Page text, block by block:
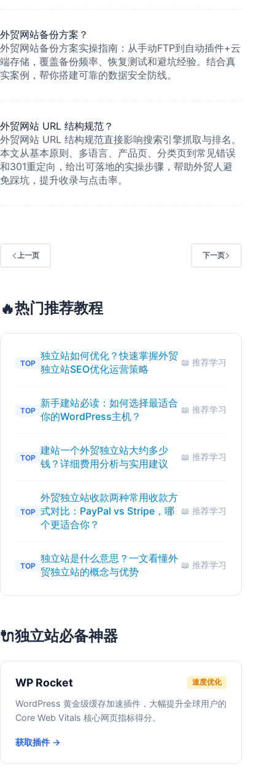
外贸网站备份方案？
外贸网站备份方案实操指南：从手动FTP到自动插件+云
端存储，覆盖备份频率、恢复测试和避坑经验。结合真
实案例，帮你搭建可靠的数据安全防线。
外贸网站 URL 结构规范？
外贸网站 URL 结构规范直接影响搜索引擎抓取与排名。
本文从基本原则、多语言、产品页、分类页到常见错误
和301重定向，给出可落地的实操步骤，帮助外贸人避
免踩坑，提升收录与点击率。
上一页 下一页
🔥热门推荐教程
TOP
独立站如何优化？快速掌握外贸
独立站SEO优化运营策略
📖 推荐学习
TOP
新手建站必读：如何选择最适合
你的WordPress主机？
📖 推荐学习
TOP
建站一个外贸独立站大约多少
钱？详细费用分析与实用建议
📖 推荐学习
TOP
外贸独立站收款两种常用收款方
式对比：PayPal vs Stripe，哪
个更适合你？
📖 推荐学习
TOP
独立站是什么意思？一文看懂外
贸独立站的概念与优势
📖 推荐学习
🔌独立站必备神器
WP Rocket 速度优化
WordPress 黄金级缓存加速插件，大幅提升全球用户的
Core Web Vitals 核心网页指标得分。
获取插件 →